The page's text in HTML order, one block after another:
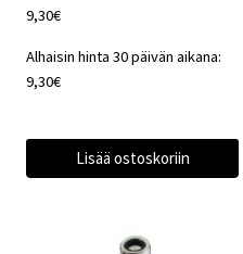
9,30€
Alhaisin hinta 30 päivän aikana:
9,30€
Lisää ostoskoriin